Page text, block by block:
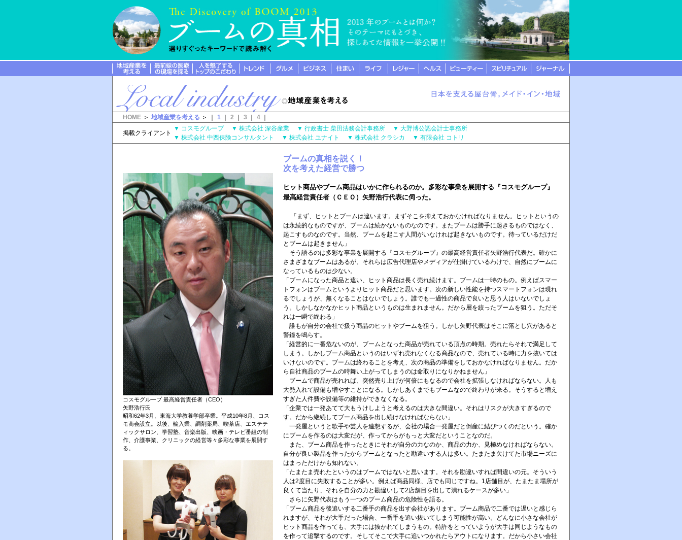
HOME ＞ 地域産業を考える ＞ ｜ 1 2 3 4
掲載クライアント
▼ コスモグループ ▼ 株式会社 深谷産業 ▼ 行政書士 柴田法務会計事務所 ▼ 大野博公認会計士事務所
▼ 株式会社 中西保険コンサルタント ▼ 株式会社 ユナイト ▼ 株式会社 クラシカ ▼ 有限会社 コトリ
コスモグループ 最高経営責任者（CEO）
矢野浩行氏
昭和62年3月、東海大学教養学部卒業。平成10年8月、コス
モ商会設立。以後、輸入業、調剤薬局、喫茶店、エステテ
ィックサロン、学習塾、音楽出版、映画・テレビ番組の制
作、介護事業、クリニックの経営等々多彩な事業を展開す
る。
ブームの真相を説く！
次を考えた経営で勝つ
ヒット商品やブーム商品はいかに作られるのか。多彩な事業を展開する『コスモグループ』
最高経営責任者（ＣＥＯ）矢野浩行代表に伺った。
「まず、ヒットとブームは違います。まずそこを抑えておかなければなりません。ヒットというの
は永続的なものですが、ブームは続かないものなのです。またブームは勝手に起きるものではなく、
起こすものなのです。当然、ブームを起こす人間がいなければ起きないものです。待っているだけだ
とブームは起きません」
そう語るのは多彩な事業を展開する『コスモグループ』の最高経営責任者矢野浩行代表だ。確かに
さまざまなブームはあるが、それらは広告代理店やメディアが仕掛けているわけで、自然にブームに
なっているものは少ない。
「ブームになった商品と違い、ヒット商品は長く売れ続けます。ブームは一時のもの。例えばスマー
トフォンはブームというよりヒット商品だと思います。次の新しい性能を持つスマートフォンは現れ
るでしょうが、無くなることはないでしょう。誰でも一過性の商品で良いと思う人はいないでしょ
う。しかしなかなかヒット商品というものは生まれません。だから層を絞ったブームを狙う。ただそ
れは一瞬で終わる」
誰もが自分の会社で扱う商品のヒットやブームを狙う。しかし矢野代表はそこに落とし穴があると
警鐘を鳴らす。
「経営的に一番危ないのが、ブームとなった商品が売れている頂点の時期。売れたらそれで満足して
しまう。しかしブーム商品というのはいずれ売れなくなる商品なので、売れている時に力を抜いては
いけないのです。ブームは終わることを考え、次の商品の準備をしておかなければなりません。だか
ら自社商品のブームの時舞い上がってしまうのは命取りになりかねません」
ブームで商品が売れれば、突然売り上げが何倍にもなるので会社を拡張しなければならない。人も
大勢入れて設備も増やすことになる。しかしあくまでもブームなので終わりが来る。そうすると増え
すぎた人件費や設備等の維持ができなくなる。
「企業では一発あてて大もうけしようと考えるのは大きな間違い。それはリスクが大きすぎるので
す。だから継続してブーム商品を出し続けなければならない」
一発屋というと歌手や芸人を連想するが、会社の場合一発屋だと倒産に結びつくのだという。確か
にブームを作るのは大変だが、作ってからがもっと大変だということなのだ。
また、ブーム商品を作ったときにそれが自分の力なのか、商品の力か、見極めなければならない。
自分が良い製品を作ったからブームとなったと勘違いする人は多い。たまたま欠けてた市場ニーズに
はまっただけかも知れない。
「たまたま売れたというのはブームではないと思います。それを勘違いすれば間違いの元。そういう
人は2度目に失敗することが多い。例えば商品同様、店でも同じですね。1店舗目が、たまたま場所が
良くて当たり、それを自分の力と勘違いして2店舗目を出して潰れるケースが多い」
さらに矢野代表はもう一つのブーム商品の危険性を語る。
「ブーム商品を後追いする二番手の商品を出す会社があります。ブーム商品で二番では遅いと感じら
れますが、それが大手だった場合、一番手を追い抜いてしまう可能性が高い。どんなに小さな会社が
ヒット商品を作っても、大手には抜かれてしまうもの。特許をとっていようが大手は同じようなもの
を作って追撃するのです。そしてそこで大手に追いつかれたらアウトになります。だから小さい会社